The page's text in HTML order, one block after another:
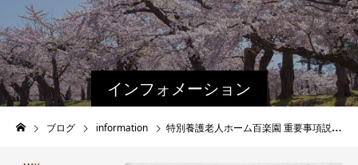
インフォメーション
ブログ information 特別養護老人ホーム百楽園 重要事項説明書